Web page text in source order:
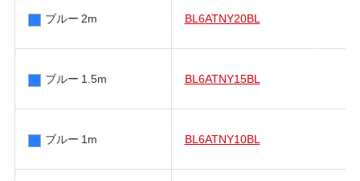
ブルー 2m BL6ATNY20BL
ブルー 1.5m BL6ATNY15BL
ブルー 1m BL6ATNY10BL